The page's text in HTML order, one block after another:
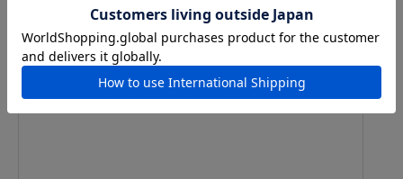
アドレスはご利用いただけません
内容
※商品に関するお問い合わせ、納期・お届けに関するお問い合
わせの場合には、お住まいの都道府県を必ずご記入ください。